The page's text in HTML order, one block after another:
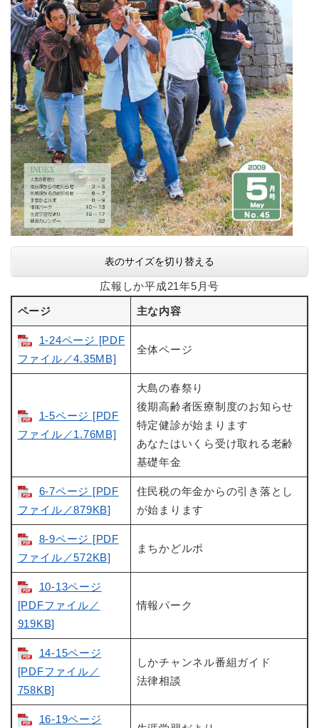
表のサイズを切り替える
広報しか平成21年5月号
ページ 主な内容
1-24ページ [PDF
ファイル／4.35MB]
全体ページ
1-5ページ [PDF
ファイル／1.76MB]
大島の春祭り
後期高齢者医療制度のお知らせ
特定健診が始まります
あなたはいくら受け取れる老齢
基礎年金
6-7ページ [PDF
ファイル／879KB]
住民税の年金からの引き落とし
が始まります
8-9ページ [PDF
ファイル／572KB]
まちかどルポ
10-13ページ
[PDFファイル／
919KB]
情報パーク
14-15ページ
[PDFファイル／
758KB]
しかチャンネル番組ガイド
法律相談
16-19ページ